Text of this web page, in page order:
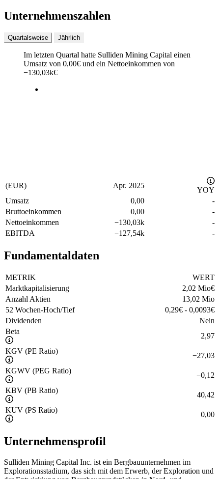
Unternehmenszahlen
Quartalsweise Jährlich
Im letzten Quartal hatte Sulliden Mining Capital einen
Umsatz von 0,00€ und ein Nettoeinkommen von
−130,03k€
(EUR) Apr. 2025
YOY
Umsatz
0,00
-
Bruttoeinkommen
0,00
-
Nettoeinkommen
−130,03k
-
EBITDA
−127,54k -
Fundamentaldaten
METRIK
WERT
Marktkapitalisierung
2,02 Mio€
Anzahl Aktien
13,02 Mio
52 Wochen-Hoch/Tief
0,29€ - 0,0093€
Dividenden
Nein
Beta
2,97
KGV (PE Ratio)
−27,03
KGWV (PEG Ratio)
−0,12
KBV (PB Ratio)
40,42
KUV (PS Ratio)
0,00
Unternehmensprofil
Sulliden Mining Capital Inc. ist ein Bergbauunternehmen im
Explorationsstadium, das sich mit dem Erwerb, der Exploration und